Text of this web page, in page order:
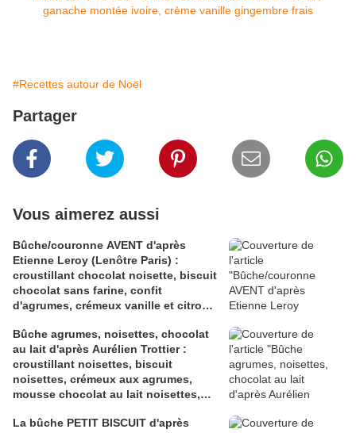
#Recettes autour de Noël
Partager
Vous aimerez aussi
Bûche/couronne AVENT d'après
Etienne Leroy (Lenôtre Paris) :
croustillant chocolat noisette, biscuit
chocolat sans farine, confit
d'agrumes, crémeux vanille et citron
vert
Bûche agrumes, noisettes, chocolat
au lait d'après Aurélien Trottier :
croustillant noisettes, biscuit
noisettes, crémeux aux agrumes,
mousse chocolat au lait noisettes,
La bûche PETIT BISCUIT d'après